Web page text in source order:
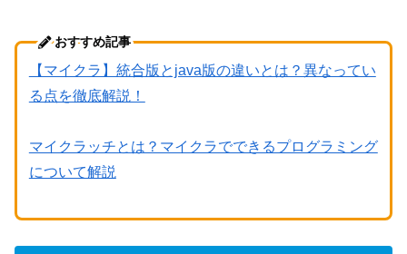
おすすめ記事
【マイクラ】統合版とjava版の違いとは？異なってい
る点を徹底解説！
マイクラッチとは？マイクラでできるプログラミング
について解説